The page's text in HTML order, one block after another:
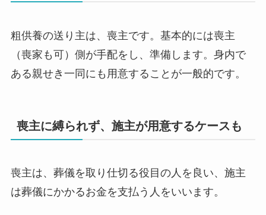
粗供養の送り主は、喪主です。基本的には喪主
（喪家も可）側が手配をし、準備します。身内で
ある親せき一同にも用意することが一般的です。
喪主に縛られず、施主が用意するケースも
喪主は、葬儀を取り仕切る役目の人を良い、施主
は葬儀にかかるお金を支払う人をいいます。